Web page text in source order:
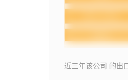
近三年该公司 的出